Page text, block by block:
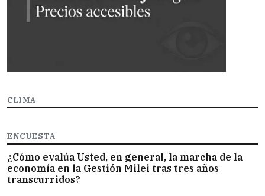
CLIMA
ENCUESTA
¿Cómo evalúa Usted, en general, la marcha de la
economía en la Gestión Milei tras tres años
transcurridos?